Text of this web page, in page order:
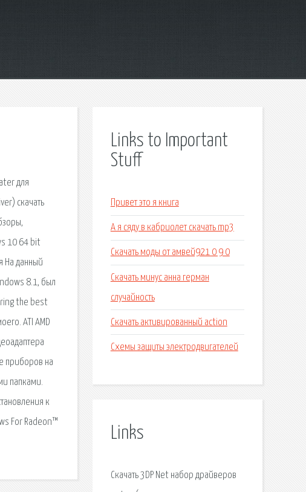
для
скачать
10 64 bit
На данный
8.1, был
the best
ATI AMD
приборов на
папками.
к
For Radeon™
Links to Important
Stuff
Привет это я книга
А я сяду в кабриолет скачать mp3
Скачать моды от амвей921 0 9 0
Скачать минус анна герман
случайность
Скачать активированный action
Схемы защиты электродвигателей
Links
Скачать 3DP Net набор драйверов